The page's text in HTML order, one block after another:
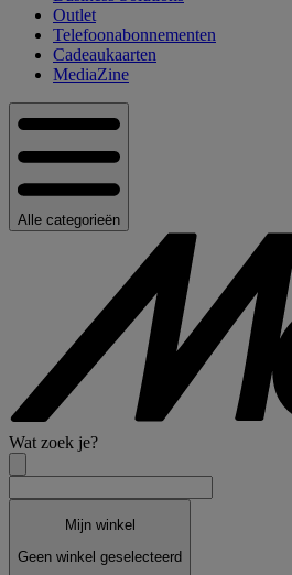
Outlet
Telefoonabonnementen
Cadeaukaarten
MediaZine
Alle categorieën
Wat zoek je?
Mijn winkel
Geen winkel geselecteerd